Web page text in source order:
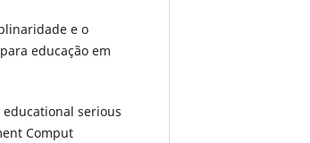
e o
educação em
educational serious
Comput